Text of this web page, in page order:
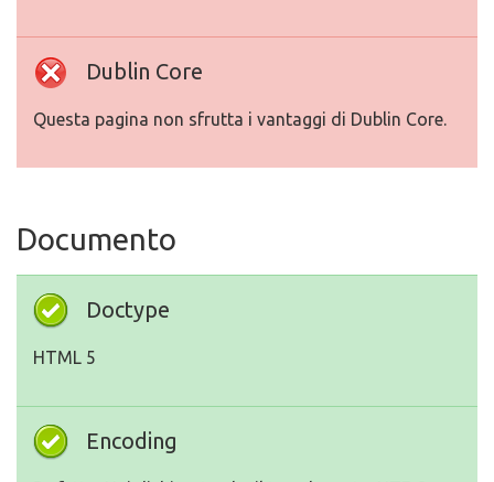
Dublin Core
Questa pagina non sfrutta i vantaggi di Dublin Core.
Documento
Doctype
HTML 5
Encoding